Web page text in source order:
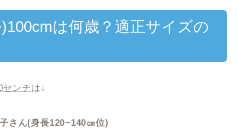
は何歳？適正サイズの
センチは↓
さん(身長120~140㎝位)